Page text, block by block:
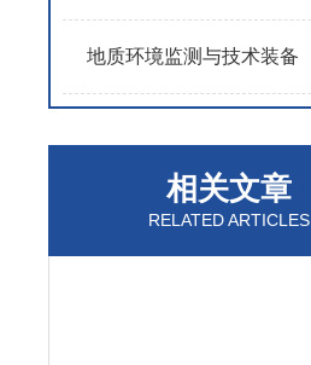
地质环境监测与技术装备
相关文章
RELATED ARTICLES